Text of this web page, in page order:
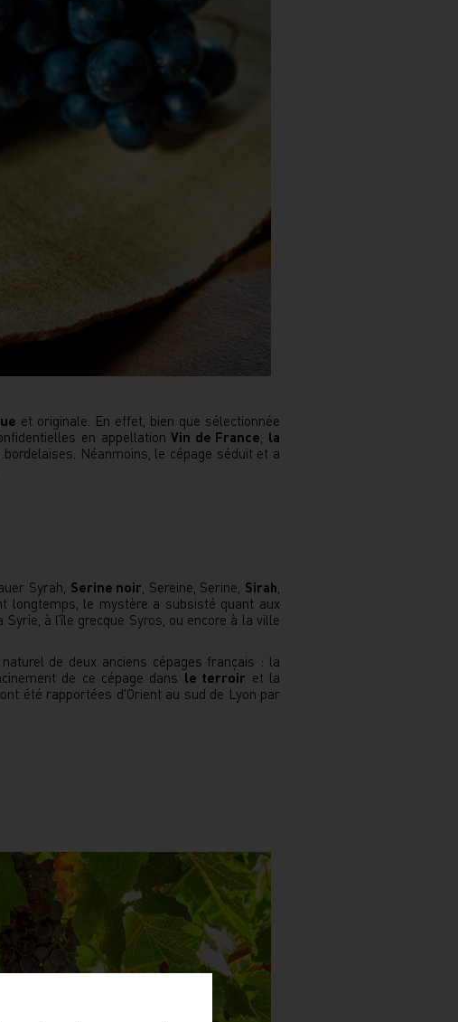
et originale. En effet, bien que sélectionnée
en appellationVin de France, la
bordelaises. Néanmoins, le cépage séduit et a
Syrah, Serine noir, Sereine, Serine, Sirah,
longtemps, le mystère a subsisté quant aux
à l’île grecque Syros, ou encore à la ville
de deux anciens cépages français : la
de ce cépage dans le terroir et la
été rapportées d'Orient au sud de Lyon par